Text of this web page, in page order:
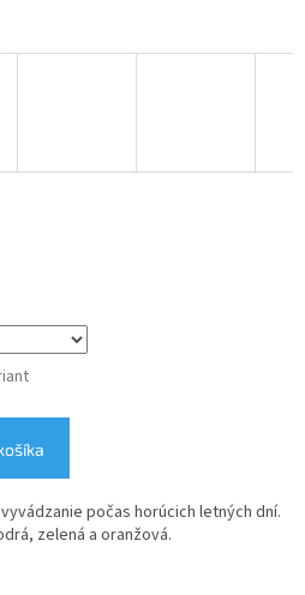
počas horúcich letných dní.
zelená a oranžová.